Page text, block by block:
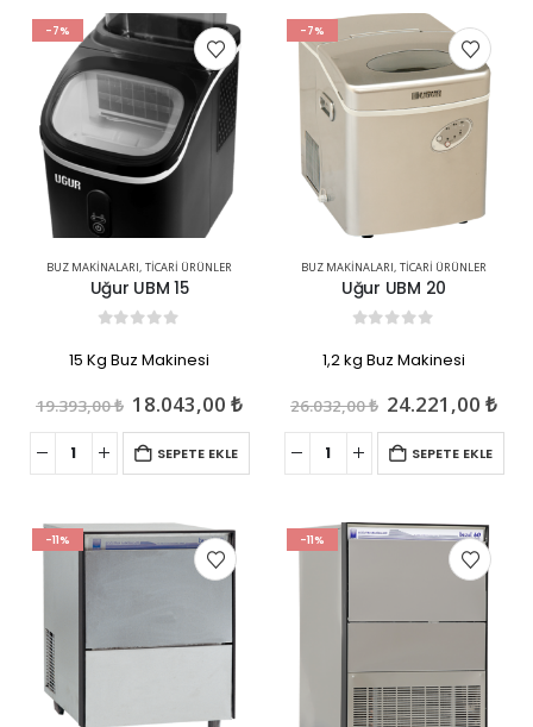
-7%
BUZ MAKINALARI, TICARI ÜRÜNLER
Uğur UBM 15
15 Kg Buz Makinesi
19.393,00₺ Orijinal
19.393,00 ₺.
18.043,00 ₺Şu
fiyat:
18.043,00 ₺.
SEPETE EKLE
-7%
BUZ MAKINALARI, TICARI ÜRÜNLER
Uğur UBM 20
1,2 kg Buz Makinesi
26.032,00₺ Orijinal
26.032,00 ₺.
24.221,00 ₺Şu
SEPETE EKLE
-11% -11%